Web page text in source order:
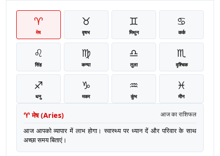
♈
मेष
♉
वृषभ
♊
मिथुन
♋
कर्क
♌
सिंह
♍
कन्या
♎
तुला
♏
वृश्चिक
♐
धनु
♑
मकर
♒
कुंभ
♓
मीन
♈ मेष(Aries) आज का राशिफल
आज आपको व्यापार में लाभ होगा। स्वास्थ्य पर ध्यान दें और परिवार के साथ
अच्छा समय बिताएं।